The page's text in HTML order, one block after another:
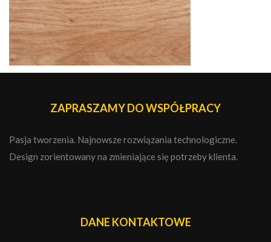
ZAPRASZAMY DO WSPÓŁPRACY
Pasja tworzenia. Najnowsze rozwiązania technologiczne.
Design zorientowany na zmieniające się potrzeby klienta.
DANE KONTAKTOWE